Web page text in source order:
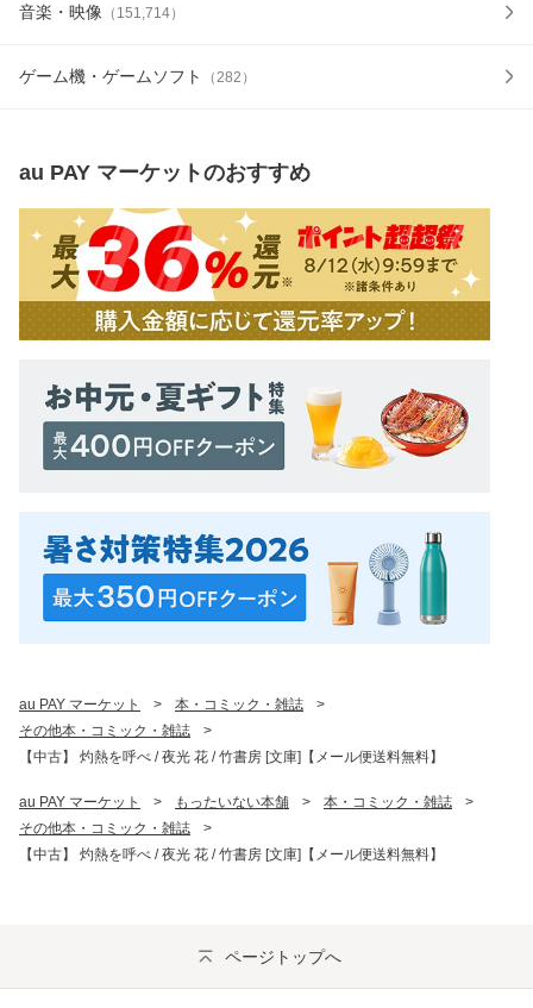
音楽・映像 （ 151,714）
ゲーム機・ゲームソフト （282 ）
au PAY マーケットのおすすめ
au PAY マーケット > 本・コミック・雑誌
>
その他本・コミック・雑誌
>
【中古】 灼熱を呼べ / 夜光 花 / 竹書房 [文庫]【メール便送料無料】
au PAY マーケット > もったいない本舗 > 本・コミック・雑誌
>
その他本・コミック・雑誌
>
【中古】 灼熱を呼べ / 夜光 花 / 竹書房 [文庫]【メール便送料無料】
ページトップへ